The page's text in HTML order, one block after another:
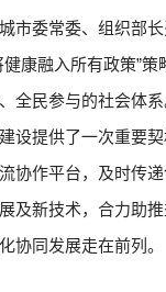
市委常委、组织部长
康融入所有政策”
全民参与的社会体
设提供了一次重要
协作平台，及时传
及新技术，合力助
协同发展走在前列。